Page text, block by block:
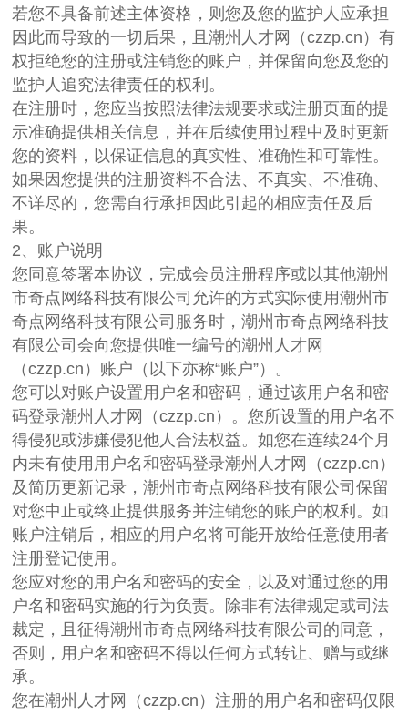
若您不具备前述主体资格，则您及您的监护人应承担
因此而导致的一切后果，且潮州人才网（czzp.cn）有
权拒绝您的注册或注销您的账户，并保留向您及您的
监护人追究法律责任的权利。
在注册时，您应当按照法律法规要求或注册页面的提
示准确提供相关信息，并在后续使用过程中及时更新
您的资料，以保证信息的真实性、准确性和可靠性。
如果因您提供的注册资料不合法、不真实、不准确、
不详尽的，您需自行承担因此引起的相应责任及后
果。
2、账户说明
您同意签署本协议，完成会员注册程序或以其他潮州
市奇点网络科技有限公司允许的方式实际使用潮州市
奇点网络科技有限公司服务时，潮州市奇点网络科技
有限公司会向您提供唯一编号的潮州人才网
（czzp.cn）账户（以下亦称“账户”）。
您可以对账户设置用户名和密码，通过该用户名和密
码登录潮州人才网（czzp.cn）。您所设置的用户名不
得侵犯或涉嫌侵犯他人合法权益。如您在连续24个月
内未有使用用户名和密码登录潮州人才网（czzp.cn）
及简历更新记录，潮州市奇点网络科技有限公司保留
对您中止或终止提供服务并注销您的账户的权利。如
账户注销后，相应的用户名将可能开放给任意使用者
注册登记使用。
您应对您的用户名和密码的安全，以及对通过您的用
户名和密码实施的行为负责。除非有法律规定或司法
裁定，且征得潮州市奇点网络科技有限公司的同意，
否则，用户名和密码不得以任何方式转让、赠与或继
承。
您在潮州人才网（czzp.cn）注册的用户名和密码仅限